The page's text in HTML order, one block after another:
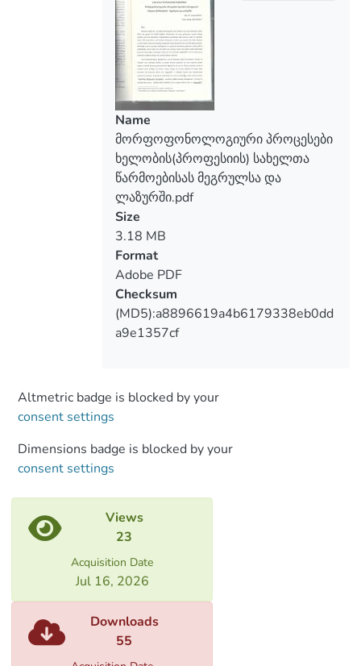
Name
მორფოფონოლოგიური პროცესები
ხელობის(პროფესიის) სახელთა
წარმოებისას მეგრულსა და
ლაზურში.pdf
Size
3.18 MB
Format
Adobe PDF
Checksum
(MD5):a8896619a4b6179338eb0dd
a9e1357cf
Altmetric badge is blocked by your
consent settings
Dimensions badge is blocked by your
consent settings
Views
23
Acquisition Date
Jul 16, 2026
Downloads
55